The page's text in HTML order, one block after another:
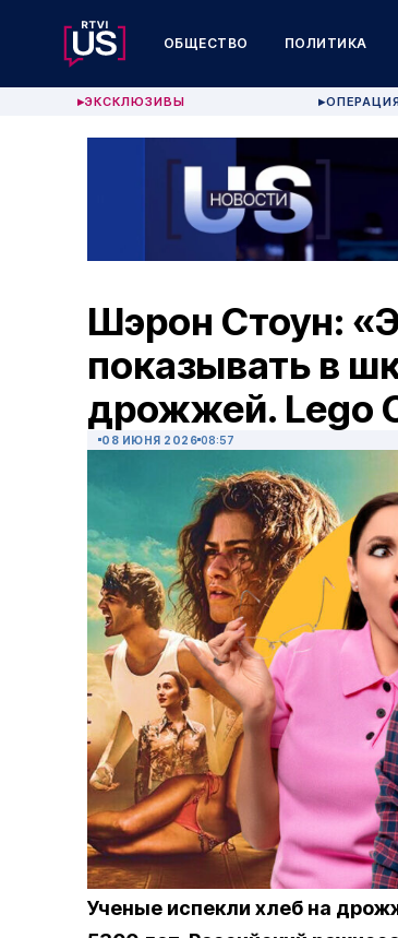
ОБЩЕСТВО ПОЛИТИКА
▶ЭКСКЛЮЗИВЫ ▶
Шэрон Стоун:
показывать в
дрожжей. Lego
08 ИЮНЯ 2026 08:57
Ученые испекли хлеб на